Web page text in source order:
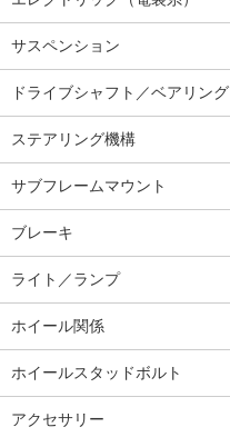
サスペンション
ドライブシャフト／ベアリング
ステアリング機構
サブフレームマウント
ブレーキ
ライト／ランプ
ホイール関係
ホイールスタッドボルト
アクセサリー